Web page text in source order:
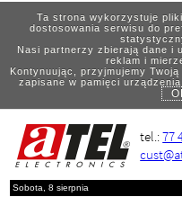
Ta strona wykorzystuje
dostosowania serwisu do
Nasi partnerzy zbierają dane i
reklam i
Kontynuując, przyjmujemy
zapisane w pamięci
tel.:77
Sobota, 8 sierpnia